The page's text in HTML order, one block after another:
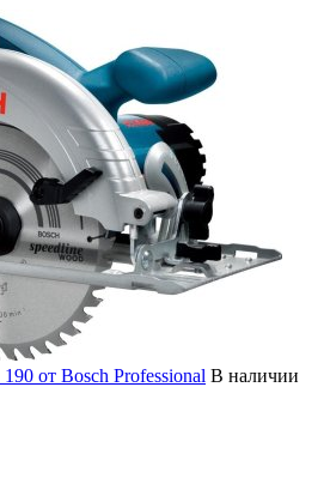
от Bosch Professional В наличии